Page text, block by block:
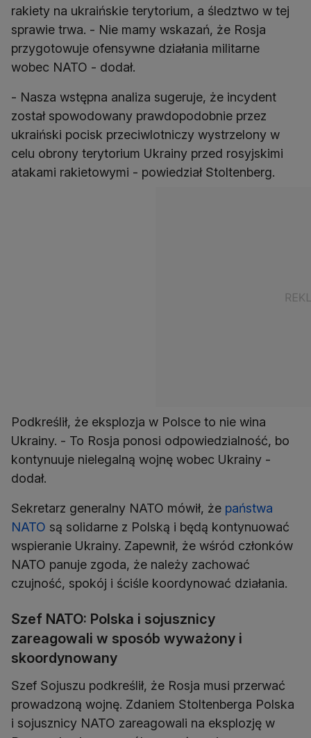
rakiety na ukraińskie terytorium, a śledztwo w tej
sprawie trwa. - Nie mamy wskazań, że Rosja
przygotowuje ofensywne działania militarne
wobec NATO - dodał.
- Nasza wstępna analiza sugeruje, że incydent
został spowodowany prawdopodobnie przez
ukraiński pocisk przeciwlotniczy wystrzelony w
celu obrony terytorium Ukrainy przed rosyjskimi
atakami rakietowymi - powiedział Stoltenberg.
Podkreślił, że eksplozja w Polsce to nie wina
Ukrainy. - To Rosja ponosi odpowiedzialność, bo
kontynuuje nielegalną wojnę wobec Ukrainy -
dodał.
Sekretarz generalny NATO mówił, że państwa
NATO są solidarne z Polską i będą kontynuować
wspieranie Ukrainy. Zapewnił, że wśród członków
NATO panuje zgoda, że należy zachować
czujność, spokój i ściśle koordynować działania.
Szef NATO: Polska i sojusznicy
zareagowali w sposób wyważony i
skoordynowany
Szef Sojuszu podkreślił, że Rosja musi przerwać
prowadzoną wojnę. Zdaniem Stoltenberga Polska
i sojusznicy NATO zareagowali na eksplozję w